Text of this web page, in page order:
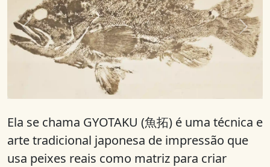
Ela se chama GYOTAKU (魚拓) é uma técnica e
arte tradicional japonesa de impressão que
usa peixes reais como matriz para criar